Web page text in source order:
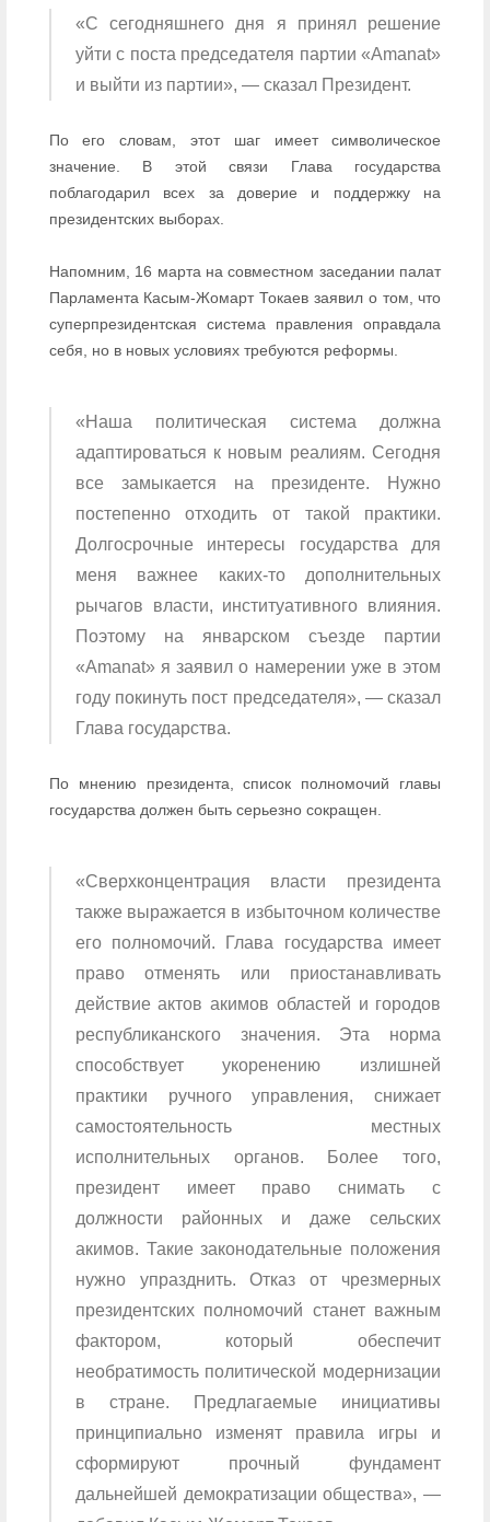
«С сегодняшнего дня я принял решение
уйти с поста председателя партии «Amanat»
и выйти из партии», — сказал Президент.
По его словам, этот шаг имеет символическое
значение. В этой связи Глава государства
поблагодарил всех за доверие и поддержку на
президентских выборах.
Напомним, 16 марта на совместном заседании палат
Парламента Касым-Жомарт Токаев заявил о том, что
суперпрезидентская система правления оправдала
себя, но в новых условиях требуются реформы.
«Наша политическая система должна
адаптироваться к новым реалиям. Сегодня
все замыкается на президенте. Нужно
постепенно отходить от такой практики.
Долгосрочные интересы государства для
меня важнее каких-то дополнительных
рычагов власти, институативного влияния.
Поэтому на январском съезде партии
«Amanat» я заявил о намерении уже в этом
году покинуть пост председателя», — сказал
Глава государства.
По мнению президента, список полномочий главы
государства должен быть серьезно сокращен.
«Сверхконцентрация власти президента
также выражается в избыточном количестве
его полномочий. Глава государства имеет
право отменять или приостанавливать
действие актов акимов областей и городов
республиканского значения. Эта норма
способствует укоренению излишней
практики ручного управления, снижает
самостоятельность местных
исполнительных органов. Более того,
президент имеет право снимать с
должности районных и даже сельских
акимов. Такие законодательные положения
нужно упразднить. Отказ от чрезмерных
президентских полномочий станет важным
фактором, который обеспечит
необратимость политической модернизации
в стране. Предлагаемые инициативы
принципиально изменят правила игры и
сформируют прочный фундамент
дальнейшей демократизации общества», —